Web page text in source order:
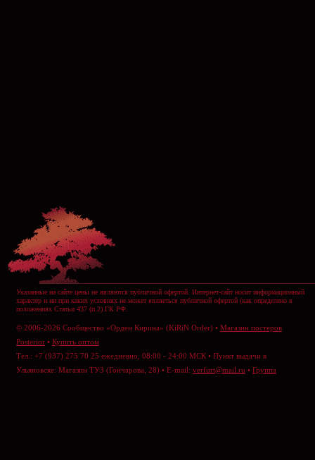
Указанные на сайте цены не являются публичной офертой. Интернет-сайт носит информационный
характер и ни при каких условиях не может являеться публичной офертой (как определено в
положениях Статьи 437 (п.2) ГК РФ.
© 2006-2026 Сообщество «Орден Кирина» (KiRiN Order) • Магазин постеров
Posterior • Купить оптом
Тел.: +7 (937) 275 70 25 ежедневно, 08:00 - 24:00 МСК • Пункт выдачи в
Ульяновске: Магазин ТУЗ (Гончарова, 28) • E-mail: verfurt@mail.ru • Группа